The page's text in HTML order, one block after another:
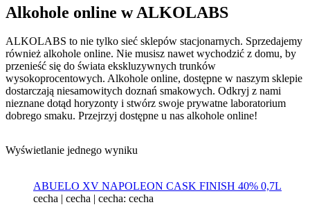
Alkohole online w ALKOLABS
ALKOLABS to nie tylko sieć sklepów stacjonarnych. Sprzedajemy
również alkohole online. Nie musisz nawet wychodzić z domu, by
przenieść się do świata ekskluzywnych trunków
wysokoprocentowych. Alkohole online, dostępne w naszym sklepie
dostarczają niesamowitych doznań smakowych. Odkryj z nami
nieznane dotąd horyzonty i stwórz swoje prywatne laboratorium
dobrego smaku. Przejrzyj dostępne u nas alkohole online!
Wyświetlanie jednego wyniku
ABUELO XV NAPOLEON CASK FINISH 40% 0,7L
cecha
cecha
cecha: cecha